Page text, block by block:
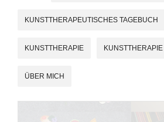
KUNSTTHERAPEUTISCHES TAGEBUCH
KUNSTTHERAPIE
ÜBER MICH